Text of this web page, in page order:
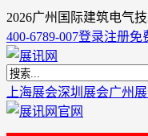
2026广州国际建筑电气
400-6789-007登录注册免
上海展会深圳展会广州